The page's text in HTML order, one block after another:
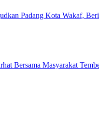
Padang Kota Wakaf,
Bersama Masyarakat